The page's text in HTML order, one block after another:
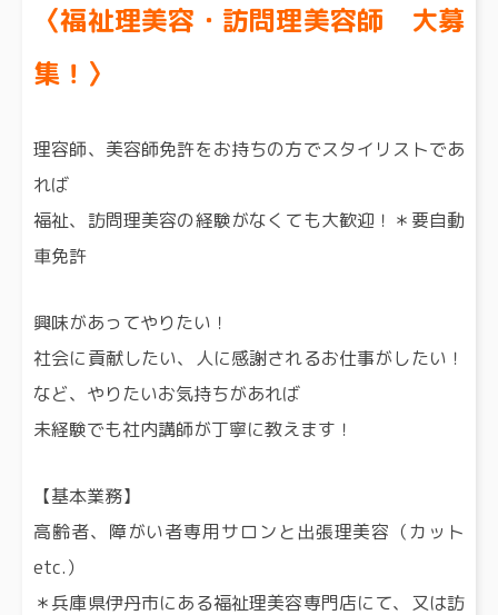
〈福祉理美容・訪問理美容師 大募
集！〉
理容師、美容師免許をお持ちの方でスタイリストであ
れば
福祉、訪問理美容の経験がなくても大歓迎！＊要自動
車免許
興味があってやりたい！
社会に貢献したい、人に感謝されるお仕事がしたい！
など、やりたいお気持ちがあれば
未経験でも社内講師が丁寧に教えます！
【基本業務】
高齢者、障がい者専用サロンと出張理美容（カット
etc.）
＊兵庫県伊丹市にある福祉理美容専門店にて、又は訪